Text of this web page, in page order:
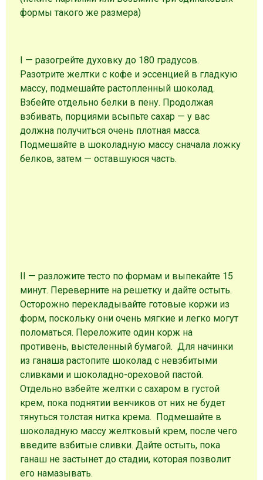
формы такого же размера)
I — разогрейте духовку до 180 градусов.
Разотрите желтки с кофе и эссенцией в гладкую
массу, подмешайте растопленный шоколад.
Взбейте отдельно белки в пену. Продолжая
взбивать, порциями всыпьте сахар — у вас
должна получиться очень плотная масса.
Подмешайте в шоколадную массу сначала ложку
белков, затем — оставшуюся часть.
II — разложите тесто по формам и выпекайте 15
минут. Переверните на решетку и дайте остыть.
Осторожно перекладывайте готовые коржи из
форм, поскольку они очень мягкие и легко могут
поломаться. Переложите один корж на
противень, выстеленный бумагой. Для начинки
из ганаша растопите шоколад с невзбитыми
сливками и шоколадно-ореховой пастой.
Отдельно взбейте желтки с сахаром в густой
крем, пока поднятии венчиков от них не будет
тянуться толстая нитка крема. Подмешайте в
шоколадную массу желтковый крем, после чего
введите взбитые сливки. Дайте остыть, пока
ганаш не застынет до стадии, которая позволит
его намазывать.